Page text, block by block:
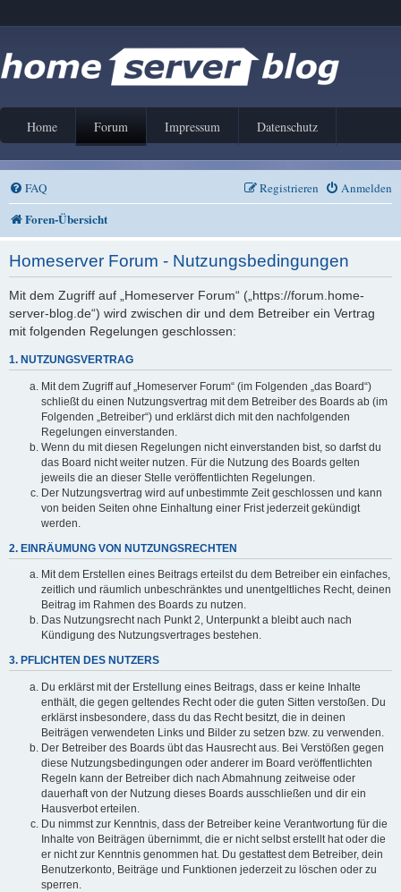
Home Forum Impressum Datenschutz
FAQ Anmelden
Registrieren
Foren-Übersicht
Homeserver Forum - Nutzungsbedingungen
Mit dem Zugriff auf „Homeserver Forum“ („https://forum.home-
server-blog.de“) wird zwischen dir und dem Betreiber ein Vertrag
mit folgenden Regelungen geschlossen:
1. NUTZUNGSVERTRAG
Mit dem Zugriff auf „Homeserver Forum“ (im Folgenden „das Board“)
schließt du einen Nutzungsvertrag mit dem Betreiber des Boards ab (im
Folgenden „Betreiber“) und erklärst dich mit den nachfolgenden
Regelungen einverstanden.
Wenn du mit diesen Regelungen nicht einverstanden bist, so darfst du
das Board nicht weiter nutzen. Für die Nutzung des Boards gelten
jeweils die an dieser Stelle veröffentlichten Regelungen.
Der Nutzungsvertrag wird auf unbestimmte Zeit geschlossen und kann
von beiden Seiten ohne Einhaltung einer Frist jederzeit gekündigt
werden.
2. EINRÄUMUNG VON NUTZUNGSRECHTEN
Mit dem Erstellen eines Beitrags erteilst du dem Betreiber ein einfaches,
zeitlich und räumlich unbeschränktes und unentgeltliches Recht, deinen
Beitrag im Rahmen des Boards zu nutzen.
Das Nutzungsrecht nach Punkt 2, Unterpunkt a bleibt auch nach
Kündigung des Nutzungsvertrages bestehen.
3. PFLICHTEN DES NUTZERS
Du erklärst mit der Erstellung eines Beitrags, dass er keine Inhalte
enthält, die gegen geltendes Recht oder die guten Sitten verstoßen. Du
erklärst insbesondere, dass du das Recht besitzt, die in deinen
Beiträgen verwendeten Links und Bilder zu setzen bzw. zu verwenden.
Der Betreiber des Boards übt das Hausrecht aus. Bei Verstößen gegen
diese Nutzungsbedingungen oder anderer im Board veröffentlichten
Regeln kann der Betreiber dich nach Abmahnung zeitweise oder
dauerhaft von der Nutzung dieses Boards ausschließen und dir ein
Hausverbot erteilen.
Du nimmst zur Kenntnis, dass der Betreiber keine Verantwortung für die
Inhalte von Beiträgen übernimmt, die er nicht selbst erstellt hat oder die
er nicht zur Kenntnis genommen hat. Du gestattest dem Betreiber, dein
Benutzerkonto, Beiträge und Funktionen jederzeit zu löschen oder zu
sperren.